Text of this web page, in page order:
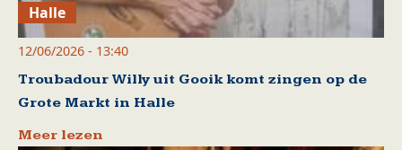
Halle
12/06/2026 - 13:40
Troubadour Willy uit Gooik komt zingen op de
Grote Markt in Halle
Meer lezen